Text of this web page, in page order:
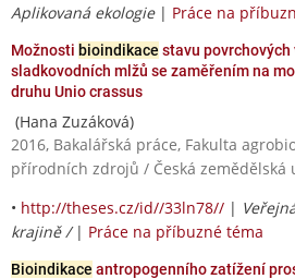
Aplikovaná ekologie| Práce na
Možnosti bioindikace stavu
sladkovodních mlžů se zaměřením na
druhu Unio crassus
(Hana Zuzáková)
2016, Bakalářská práce, Fakulta
přírodních zdrojů / Česká zemědělská
• http://theses.cz/id//33ln78// |
krajině / | Práce na příbuzné téma
Bioindikace antropogenního zatížení